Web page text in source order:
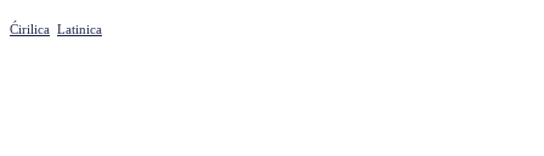
Ćirilica Latinica